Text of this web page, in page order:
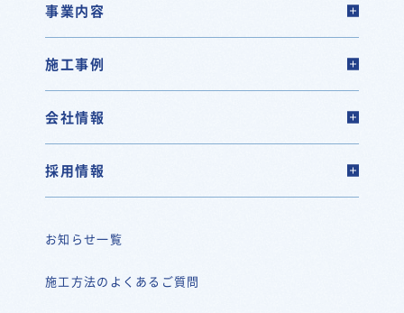
事業内容
施工事例
会社情報
採用情報
お知らせ一覧
施工方法のよくあるご質問